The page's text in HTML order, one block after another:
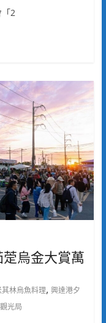
「2
烏金大賞萬
其林烏魚料理, 興達港夕
光局